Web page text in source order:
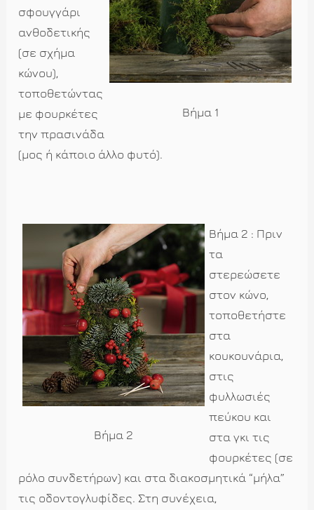
Βήμα 1
σφουγγάρι
ανθοδετικής
(σε σχήμα
κώνου),
τοποθετώντας
με φουρκέτες
την πρασινάδα
(μος ή κάποιο άλλο φυτό).
Βήμα 2
Βήμα 2 : Πριν
τα
στερεώσετε
στον κώνο,
τοποθετήστε
στα
κουκουνάρια,
στις
φυλλωσιές
πεύκου και
στα γκι τις
φουρκέτες (σε
ρόλο συνδετήρων) και στα διακοσμητικά “μήλα”
τις οδοντογλυφίδες. Στη συνέχεια,